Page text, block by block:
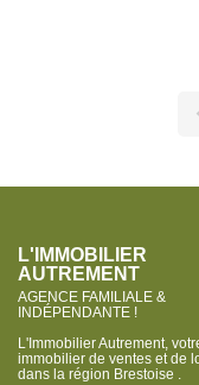
maison dispose de
grenier offrant un
L'IMMOBILIER
AUTREMENT
AGENCE FAMILIALE &
INDÉPENDANTE !
L'Immobilier Autrement,
immobilier de ventes et de
dans la région Brestoise .